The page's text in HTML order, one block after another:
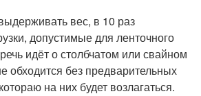
вес, в 10 раз
допустимые для ленточного
идёт о столбчатом или свайном
обходится без предварительных
на них будет возлагаться.